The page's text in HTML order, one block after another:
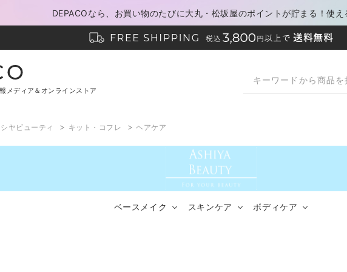
DEPACOなら、お買い物のたびに大丸・松坂屋のポイントが貯まる！使え
メディア＆オンラインストア
ヤビューティ > キット・コフレ >ヘアケア
ベースメイク スキンケア ボディケア